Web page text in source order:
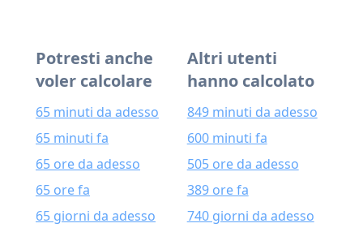
Potresti anche
voler calcolare
65 minuti da adesso
65 minuti fa
65 ore da adesso
65 ore fa
65 giorni da adesso
Altri utenti
hanno calcolato
849 minuti da adesso
600 minuti fa
505 ore da adesso
389 ore fa
740 giorni da adesso